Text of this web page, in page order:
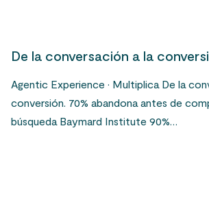
De la conversación a la
Agentic Experience · Multiplica De la
conversión. 70% abandona antes de
búsqueda Baymard Institute 90%…